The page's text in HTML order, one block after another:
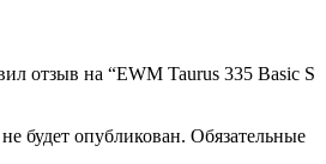
отзыв на “EWM Taurus 335 Basic S
будет опубликован. Обязательные